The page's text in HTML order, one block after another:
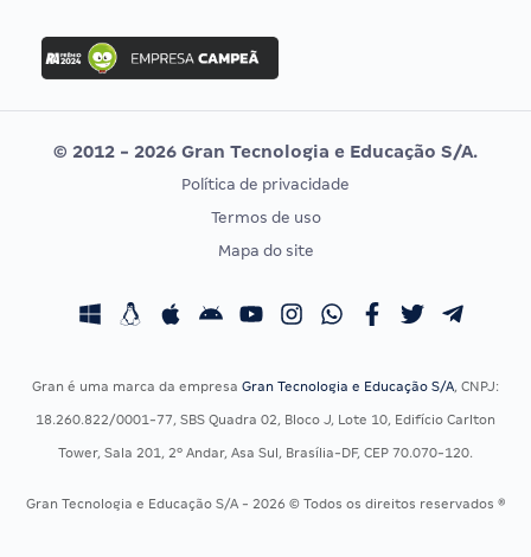
Concurso Ibama
Concurso MPU
Editais publicados
Vunesp
CONCURSOS POR PROFISSÃO
Concursos Fiscais
Concursos Saúde
Residência Multiprofissional
EXAME DE ORDEM
Calendário OAB
© 2012 - 2026 Gran Tecnologia e Educação S/A.
Política de privacidade
Termos de uso
Mapa do site
Gran é uma marca da empresa Gran Tecnologia e Educação S/A, CNPJ:
18.260.822/0001-77, SBS Quadra 02, Bloco J, Lote 10, Edifício Carlton
Tower, Sala 201, 2º Andar, Asa Sul, Brasília-DF, CEP 70.070-120.
Gran Tecnologia e Educação S/A - 2026 © Todos os direitos reservados ®